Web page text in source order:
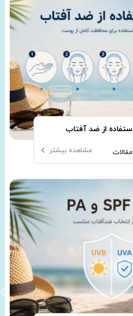
از ضد آفتاب
مقالات مشاهده بیشتر